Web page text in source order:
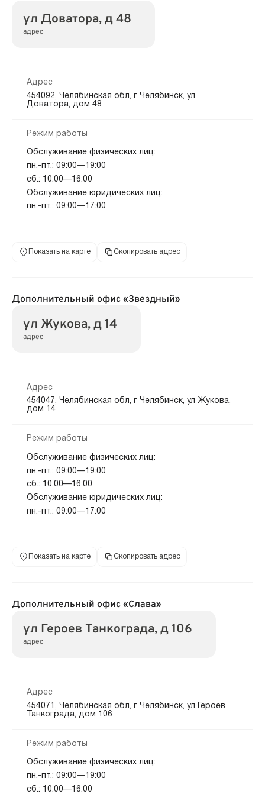
ул Доватора, д 48
адрес
Адрес
454092, Челябинская обл, г Челябинск, ул
Доватора, дом 48
Режим работы
Обслуживание физических лиц:
пн.-пт.: 09:00—19:00
сб.: 10:00—16:00
Обслуживание юридических лиц:
пн.-пт.: 09:00—17:00
Показать на карте Скопировать адрес
Дополнительный офис «Звездный»
ул Жукова, д 14
адрес
Адрес
454047, Челябинская обл, г Челябинск, ул Жукова,
дом 14
Режим работы
Обслуживание физических лиц:
пн.-пт.: 09:00—19:00
сб.: 10:00—16:00
Обслуживание юридических лиц:
пн.-пт.: 09:00—17:00
Показать на карте Скопировать адрес
Дополнительный офис «Слава»
ул Героев Танкограда, д 106
адрес
Адрес
454071, Челябинская обл, г Челябинск, ул Героев
Танкограда, дом 106
Режим работы
Обслуживание физических лиц:
пн.-пт.: 09:00—19:00
сб.: 10:00—16:00